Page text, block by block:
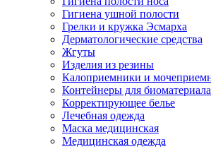
Гигиена ушной полости
Грелки и кружка Эсмарха
Дерматологические средства
Жгуты
Изделия из резины
Калоприемники и
Контейнеры для биоматериала
Корректирующее белье
Лечебная одежда
Маска медицинская
Медицинская одежда